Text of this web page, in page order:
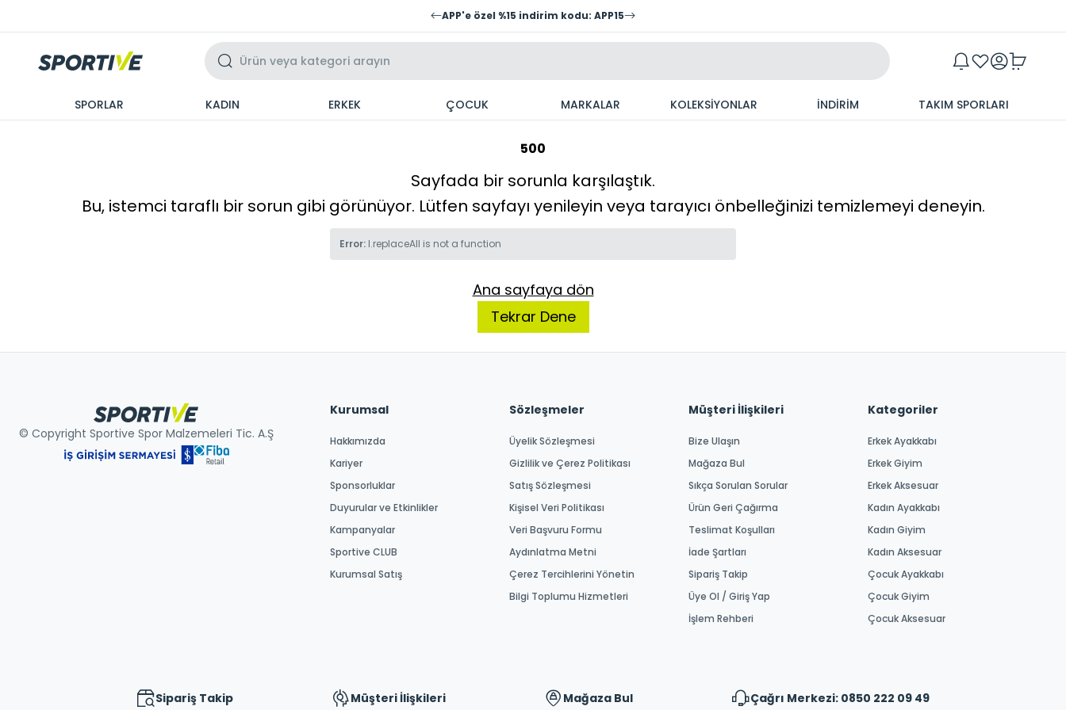
APP'e özel %15 indirim kodu: APP15
SPORLAR KADIN ERKEK ÇOCUK MARKALAR KOLEKSİYONLAR İNDİRİM TAKIM SPORLARI
500
Sayfada bir sorunla karşılaştık.
Bu, istemci taraflı bir sorun gibi görünüyor. Lütfen sayfayı yenileyin veya tarayıcı önbelleğinizi temizlemeyi deneyin.
Error: l.replaceAll is not a function
Ana sayfaya dön
Tekrar Dene
© Copyright Sportive Spor Malzemeleri Tic. A.Ş
Kurumsal
Hakkımızda
Kariyer
Sponsorluklar
Duyurular ve Etkinlikler
Kampanyalar
Sportive CLUB
Kurumsal Satış
Sözleşmeler
Üyelik Sözleşmesi
Gizlilik ve Çerez Politikası
Satış Sözleşmesi
Kişisel Veri Politikası
Veri Başvuru Formu
Aydınlatma Metni
Çerez Tercihlerini Yönetin
Bilgi Toplumu Hizmetleri
Müşteri İlişkileri
Bize Ulaşın
Mağaza Bul
Sıkça Sorulan Sorular
Ürün Geri Çağırma
Teslimat Koşulları
İade Şartları
Sipariş Takip
Üye Ol / Giriş Yap
İşlem Rehberi
Kategoriler
Erkek Ayakkabı
Erkek Giyim
Erkek Aksesuar
Kadın Ayakkabı
Kadın Giyim
Kadın Aksesuar
Çocuk Ayakkabı
Çocuk Giyim
Çocuk Aksesuar
Sipariş Takip Müşteri İlişkileri Mağaza Bul Çağrı Merkezi: 0850 222 09 49